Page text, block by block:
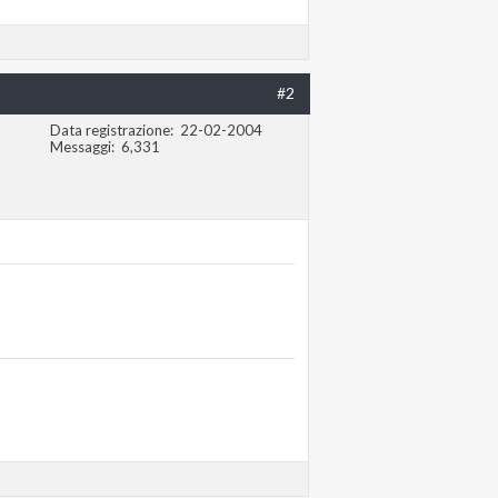
#2
Data registrazione
22-02-2004
Messaggi 6,331